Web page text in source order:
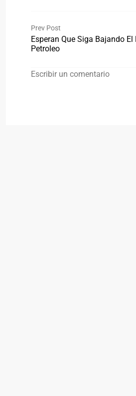
Prev Post
Esperan Que Siga Bajando
Petroleo
Escribir un comentario